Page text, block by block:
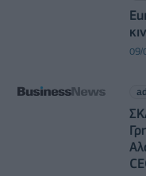
09/